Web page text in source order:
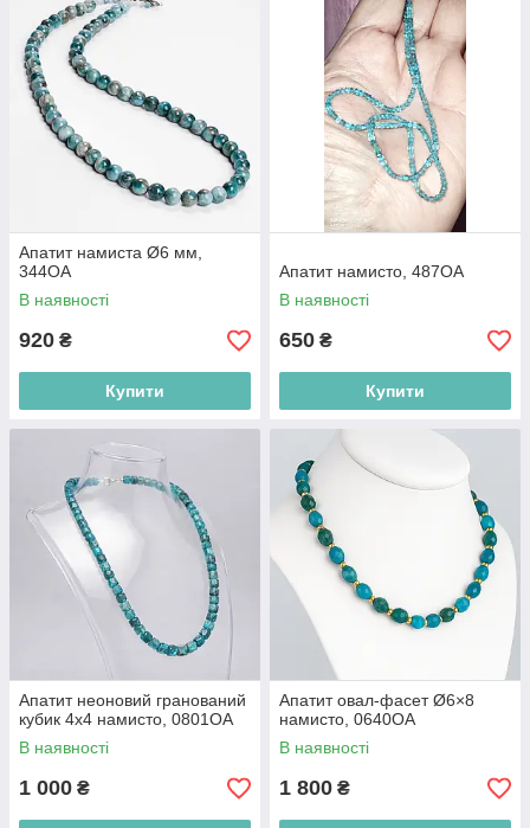
Апатит намиста Ø6 мм,
344ОА
В наявності
920 ₴
Купити
Апатит намисто, 487ОА
В наявності
650 ₴
Купити
Апатит неоновий гранований
кубик 4х4 намисто, 0801ОА
В наявності
1 000 ₴
Апатит овал-фасет Ø6×8
намисто, 0640ОА
В наявності
1 800 ₴